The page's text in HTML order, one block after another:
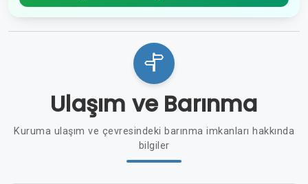
Ulaşım ve Barınma
Kuruma ulaşım ve çevresindeki barınma imkanları hakkında
bilgiler